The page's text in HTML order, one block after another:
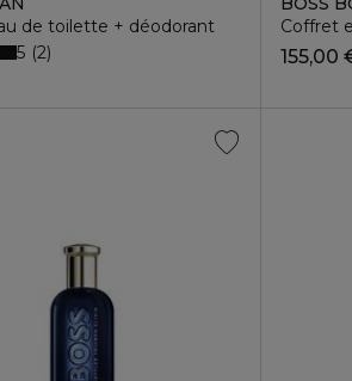
de toilette + déodorant
5 2
Coffret
155,00